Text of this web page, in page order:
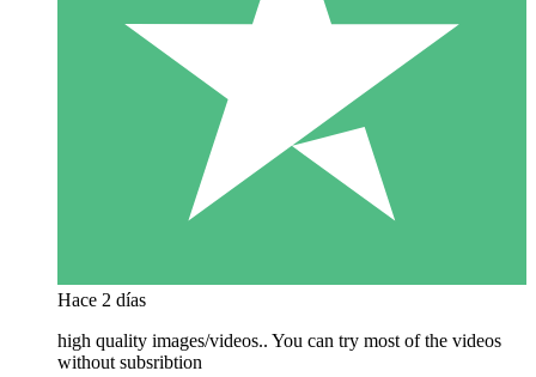
Hace 2 días
high quality images/videos.. You can try most of the videos
without subsribtion